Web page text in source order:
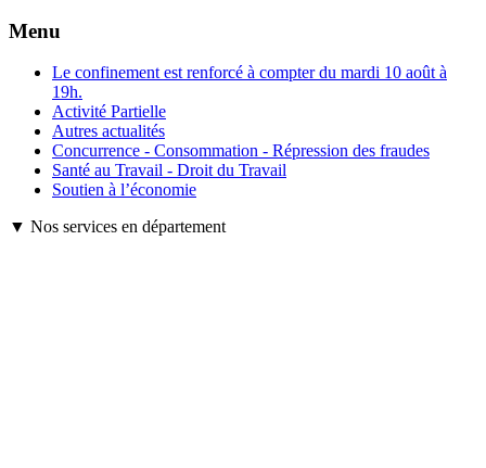
Menu
Le confinement est renforcé à compter du mardi 10 août à
19h.
Activité Partielle
Autres actualités
Concurrence - Consommation - Répression des fraudes
Santé au Travail - Droit du Travail
Soutien à l’économie
▼ Nos services en département